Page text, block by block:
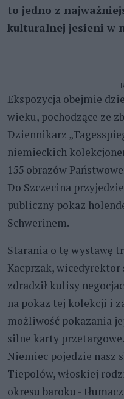
to jedno z
kulturalnej jesieni w
Ekspozycja obejmie
wieku, pochodzące ze
Dziennikarz
niemieckich
155 obrazów
Do Szczecina
publiczny pokaz
Schwerinem.
Starania o tę wystawę
Kacprzak,
zdradził kulisy
na pokaz tej kolekcji i
możliwość pokazania
silne karty
Niemiec pojedzie nasz
Tiepolów, włoskiej
okresu baroku -